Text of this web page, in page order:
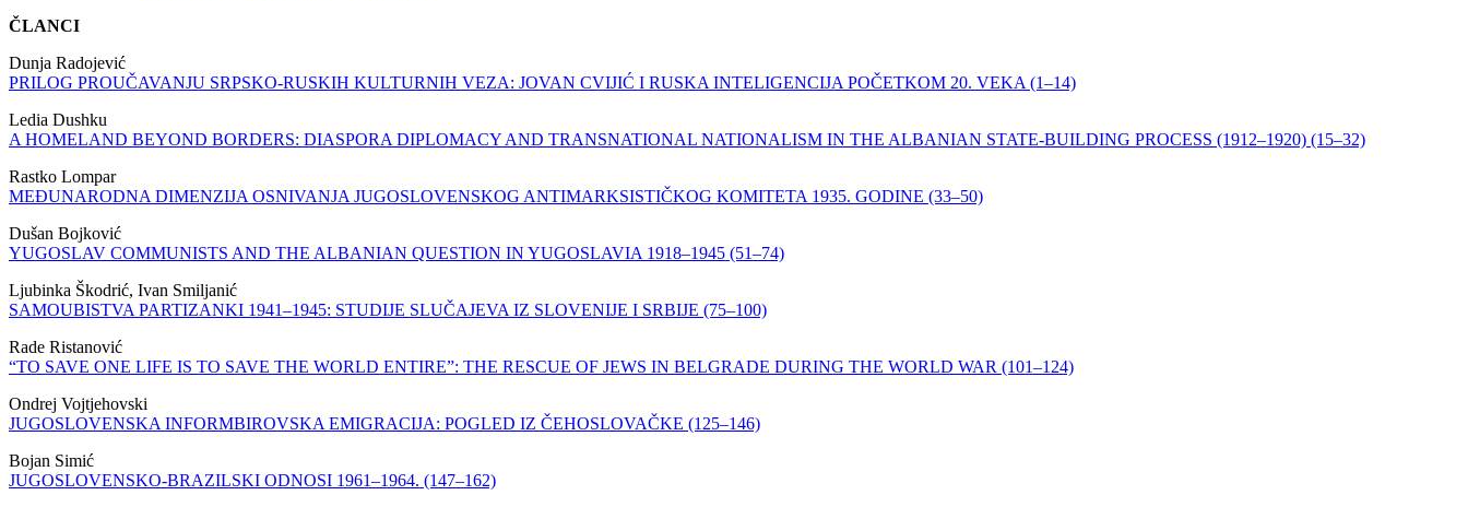
ČLANCI
Dunja Radojević
PRILOG PROUČAVANJU SRPSKO-RUSKIH KULTURNIH VEZA: JOVAN CVIJIĆ I RUSKA INTELIGENCIJA POČETKOM 20. VEKA (1–14)
Ledia Dushku
A HOMELAND BEYOND BORDERS: DIASPORA DIPLOMACY AND TRANSNATIONAL NATIONALISM IN THE ALBANIAN STATE-BUILDING PROCESS (1912–1920) (15–32)
Rastko Lompar
MEĐUNARODNA DIMENZIJA OSNIVANJA JUGOSLOVENSKOG ANTIMARKSISTIČKOG KOMITETA 1935. GODINE (33–50)
Dušan Bojković
YUGOSLAV COMMUNISTS AND THE ALBANIAN QUESTION IN YUGOSLAVIA 1918–1945 (51–74)
Ljubinka Škodrić, Ivan Smiljanić
SAMOUBISTVA PARTIZANKI 1941–1945: STUDIJE SLUČAJEVA IZ SLOVENIJE I SRBIJE (75–100)
Rade Ristanović
“TO SAVE ONE LIFE IS TO SAVE THE WORLD ENTIRE”: THE RESCUE OF JEWS IN BELGRADE DURING THE WORLD WAR (101–124)
Ondrej Vojtjehovski
JUGOSLOVENSKA INFORMBIROVSKA EMIGRACIJA: POGLED IZ ČEHOSLOVAČKE (125–146)
Bojan Simić
JUGOSLOVENSKO-BRAZILSKI ODNOSI 1961–1964. (147–162)